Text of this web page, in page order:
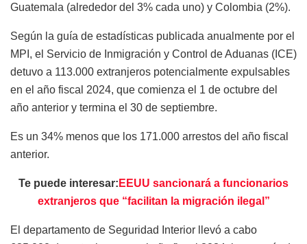
Guatemala (alrededor del 3% cada uno) y Colombia (2%).
Según la guía de estadísticas publicada anualmente por el
MPI, el Servicio de Inmigración y Control de Aduanas (ICE)
detuvo a 113.000 extranjeros potencialmente expulsables
en el año fiscal 2024, que comienza el 1 de octubre del
año anterior y termina el 30 de septiembre.
Es un 34% menos que los 171.000 arrestos del año fiscal
anterior.
Te puede interesar: EEUU sancionará a funcionarios
extranjeros que “facilitan la migración ilegal”
El departamento de Seguridad Interior llevó a cabo